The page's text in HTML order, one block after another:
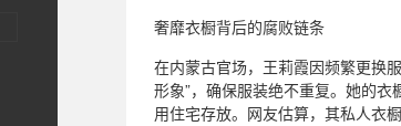
奢靡衣橱背后的腐败链条
在内蒙古官场，王莉霞因频繁更换
形象”，确保服装绝不重复。她的衣
用住宅存放。网友估算，其私人衣